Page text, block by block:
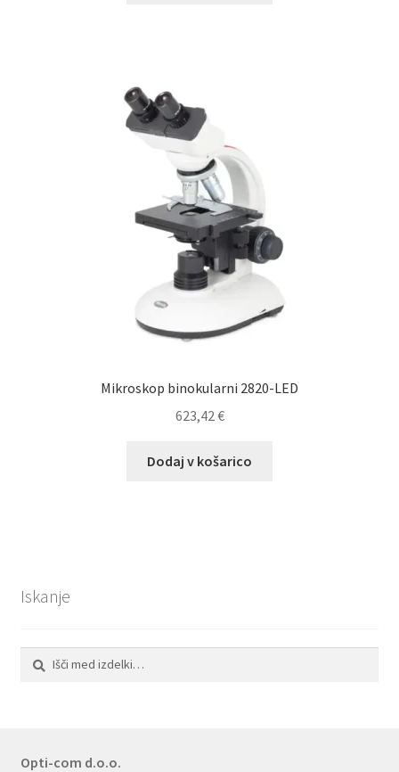
Mikroskop binokularni 2820-LED
623,42 €
Dodaj v košarico
Iskanje
Išči:
Iskanje
Opti-com d.o.o.